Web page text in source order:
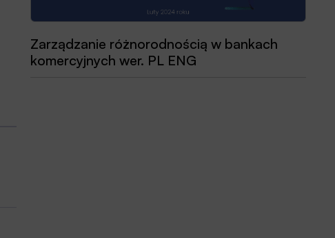
Zarządzanie różnorodnością w bankach
komercyjnych wer. PL ENG
Przewodnik dobrych praktyk 2025